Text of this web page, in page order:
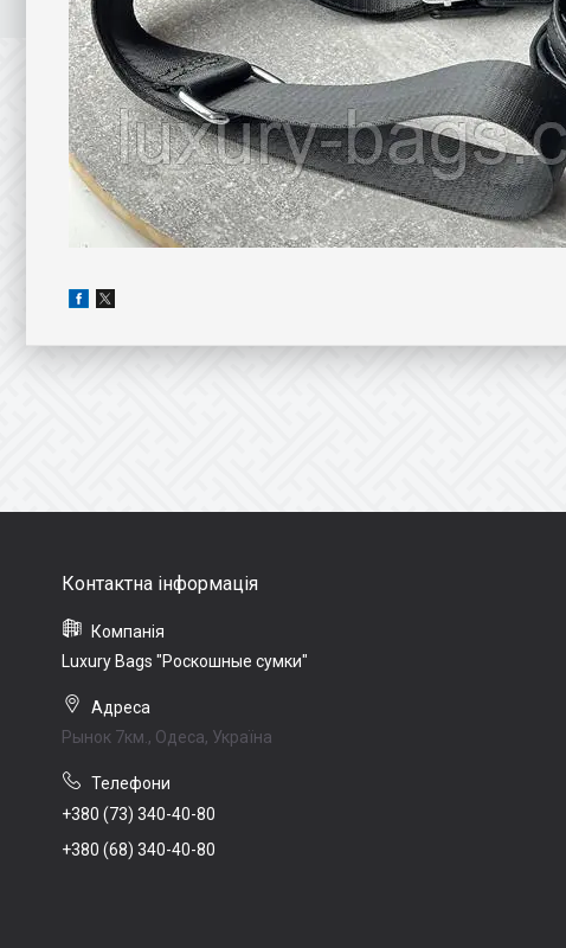
Luxury Bags "Роскошные сумки"
Рынок 7км., Одеса, Україна
+380 (73) 340-40-80
+380 (68) 340-40-80